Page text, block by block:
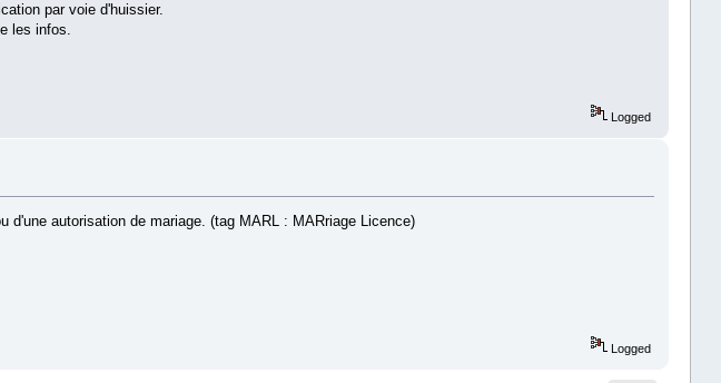
par voie d'huissier.
les infos.
Logged
d'une autorisation de mariage. (tag MARL : MARriage Licence)
Logged